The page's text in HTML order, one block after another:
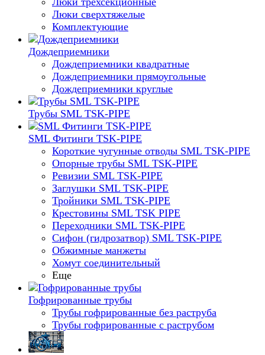
Люки сверхтяжелые
Комплектующие
Дождеприемники
Дождеприемники квадратные
Дождеприемники прямоугольные
Дождеприемники круглые
Трубы SML TSK-PIPE
SML Фитинги TSK-PIPE
Короткие чугунные отводы SML TSK-PIPE
Опорные трубы SML TSK-PIPE
Ревизии SML TSK-PIPE
Заглушки SML TSK-PIPE
Тройники SML TSK-PIPE
Крестовины SML TSK PIPE
Переходники SML TSK-PIPE
Сифон (гидрозатвор) SML TSK-PIPE
Обжимные манжеты
Хомут соединительный
Еще
Гофрированные трубы
Трубы гофрированные без раструба
Трубы гофрированные с раструбом